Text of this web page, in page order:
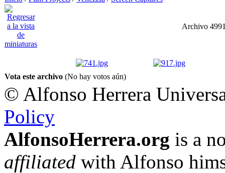
Archivo
Vota este archivo (No hay votos aún)
© Alfonso Herrera
Policy
AlfonsoHerrera.org is a
affiliated with Alfonso